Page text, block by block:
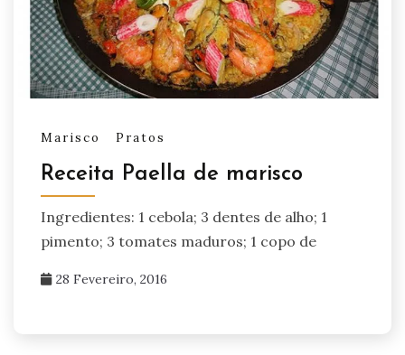
Marisco Pratos
Receita Paella de marisco
Ingredientes: 1 cebola; 3 dentes de alho; 1
pimento; 3 tomates maduros; 1 copo de
28 Fevereiro, 2016